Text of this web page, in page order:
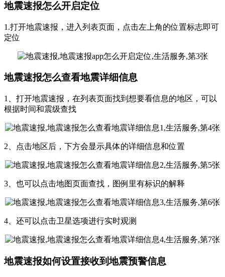
地震速报怎么开启定位
1.打开地震速报，进入列表页面，点击左上角的位置标志即可
定位
地震速报怎么查看地震详细信息
1、打开地震速报，在列表页面找到想要看信息的地区，可以
根据时间和震级查找
2、点击地区后，下方会显示具体的详细信息和位置
3、也可以点击地图页面查找，图例里有标识的解释
4、还可以点击卫星选项进行实时观测
地震速报如何设置接收到地震预警信息